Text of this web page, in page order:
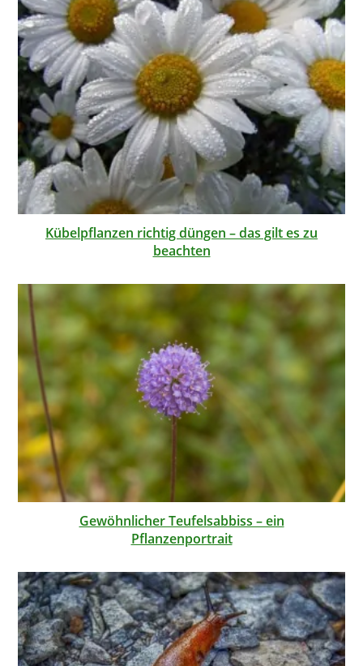
Kübelpflanzen richtig düngen – das gilt es zu
beachten
Gewöhnlicher Teufelsabbiss – ein
Pflanzenportrait